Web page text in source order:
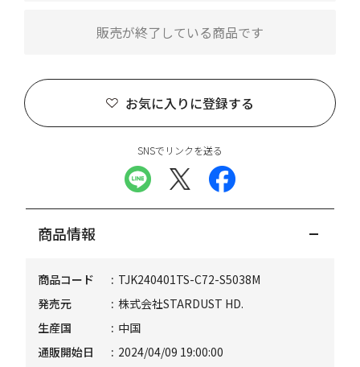
お気に入りに登録する
販売が終了している商品です
SNSでリンクを送る
商品情報
商品コード
TJK240401TS-C72-S5038M
発売元
株式会社STARDUST HD.
生産国
中国
通販開始日
2024/04/09 19:00:00